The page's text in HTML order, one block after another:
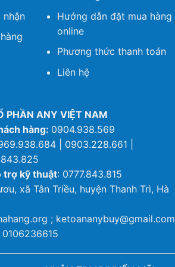
nhận
Hướng dẫn đặt mua hàng
online
Phương thức thanh toán
Liên hệ
PHẦN ANY VIỆT NAM
hàng: 0904.938.569
| 0903.228.661 |
trợ kỹ thuật: 0777.843.815
xã Tân Triều, huyện Thanh Trì, Hà
; ketoananybuy@gmail.com
0106236615